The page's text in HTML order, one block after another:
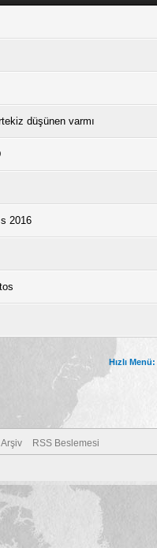
düşünen varmı
2016
Hızlı Menü:
Arşiv RSS Beslemesi